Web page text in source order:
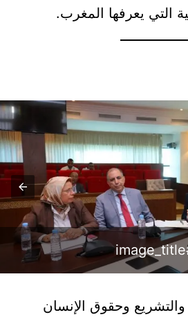
التي يعرفها المغرب.
وحقوق الإنسان